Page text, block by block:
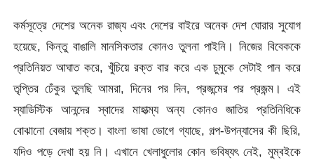
কর্মসূত্রে দেশের অনেক রাজ্য এবং দেশের বাইরে অনেক দেশ ঘোরার সুযোগ
হয়েছে, কিন্তু বাঙালি মানসিকতার কোনও তুলনা পাইনি। নিজের বিবেককে
প্রতিনিয়ত আঘাত করে, খুঁচিয়ে রক্ত বার করে এক চুমুকে সেটাই পান করে
তৃপ্তির ঢেঁকুর তুলছি আমরা, দিনের পর দিন, প্রজন্মের পর প্রজন্ম। এই
স্যাডিস্টিক আনন্দের স্বাদের মাহাত্ম্য অন্য কোনও জাতির প্রতিনিধিকে
বোঝানো বেজায় শক্ত। বাংলা ভাষা ভোগে গ্যাছে, গল্প-উপন্যাসের কী ছিরি,
যদিও পড়ে দেখা হয় নি। এখানে খেলাধুলোর কোন ভবিষ্যৎ নেই, মুম্বইকে